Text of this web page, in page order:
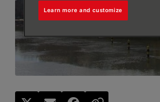
Learn more and customize